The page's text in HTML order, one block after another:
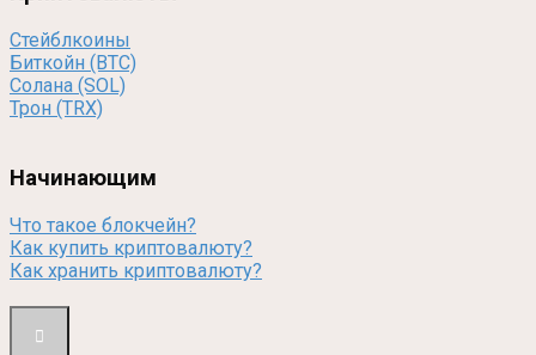
Стейблкоины
Биткойн (BTC)
Солана (SOL)
Трон (TRX)
Начинающим
Что такое блокчейн?
Как купить криптовалюту?
Как хранить криптовалюту?